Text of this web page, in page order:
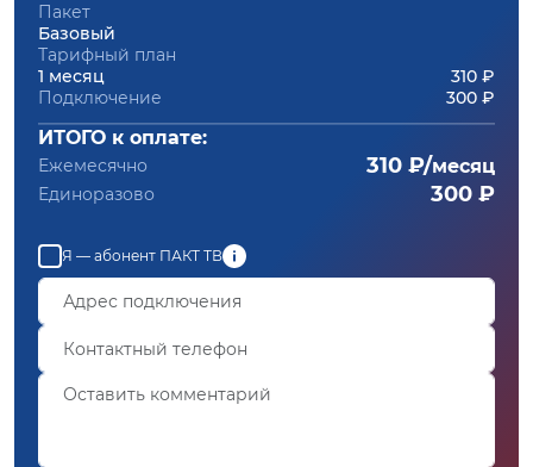
Пакет
Базовый
Тарифный план
1 месяц
310 ₽
Подключение
300 ₽
ИТОГО к оплате:
Ежемесячно 310 ₽/месяц
Единоразово 300 ₽
Я — абонент ПАКТ ТВ